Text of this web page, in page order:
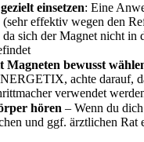
einsetzen: Eine
(sehr effektiv wegen den
sich der Magnet nicht in
Magneten bewusst
achte darauf,
verwendet
hören – Wenn du
und ggf. ärztlichen Rat